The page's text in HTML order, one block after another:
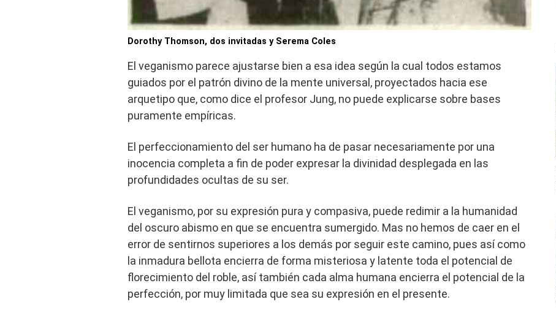
Dorothy Thomson, dos invitadas y Serema Coles
El veganismo parece ajustarse bien a esa idea según la cual todos estamos
guiados por el patrón divino de la mente universal, proyectados hacia ese
arquetipo que, como dice el profesor Jung, no puede explicarse sobre bases
puramente empíricas.
El perfeccionamiento del ser humano ha de pasar necesariamente por una
inocencia completa a fin de poder expresar la divinidad desplegada en las
profundidades ocultas de su ser.
El veganismo, por su expresión pura y compasiva, puede redimir a la humanidad
del oscuro abismo en que se encuentra sumergido. Mas no hemos de caer en el
error de sentirnos superiores a los demás por seguir este camino, pues así como
la inmadura bellota encierra de forma misteriosa y latente toda el potencial de
florecimiento del roble, así también cada alma humana encierra el potencial de la
perfección, por muy limitada que sea su expresión en el presente.